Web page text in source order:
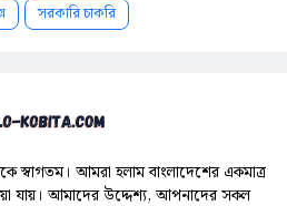
সরকারি চাকরি
আমরা হলাম বাংলাদেশের একমাত্র
যায়। আমাদের উদ্দেশ্য, আপনাদের সকল